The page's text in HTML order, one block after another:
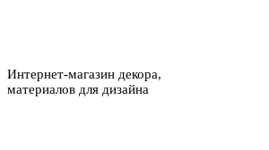
Интернет-магазин декора,
материалов для дизайна